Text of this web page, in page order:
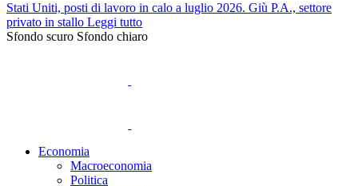
Stati Uniti, posti di lavoro in calo a luglio 2026. Giù P.A., settore
privato in stallo Leggi tutto
Sfondo scuro Sfondo chiaro
Economia
Macroeconomia
Politica